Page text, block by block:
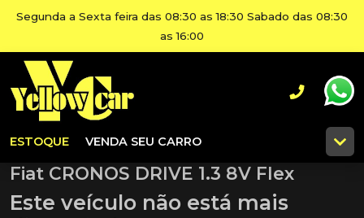
Segunda a Sexta feira das 08:30 as 18:30 Sabado das 08:30
as 16:00
ESTOQUE VENDA SEU CARRO
Fiat CRONOS DRIVE 1.3 8V Flex
Este veículo não está mais